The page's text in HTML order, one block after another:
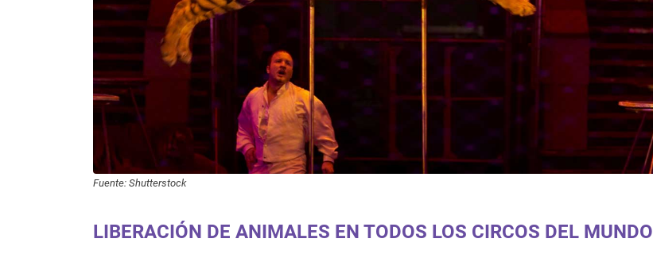
Fuente: Shutterstock
LIBERACIÓN DE ANIMALES EN TODOS LOS CIRCOS DEL MUNDO